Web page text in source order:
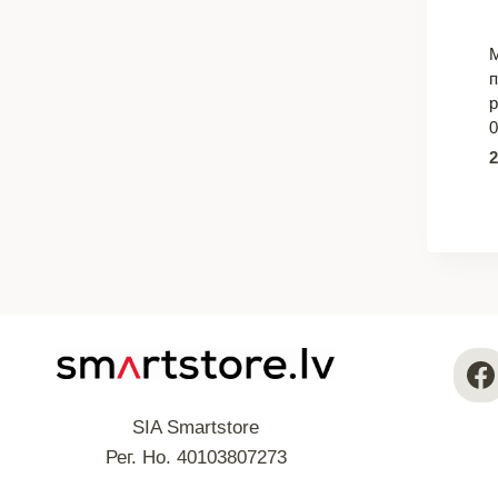
SIA Smartstore
Рег. Но. 40103807273